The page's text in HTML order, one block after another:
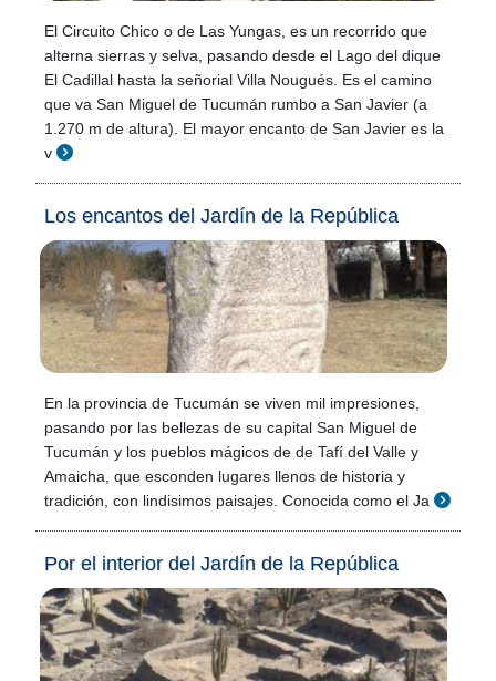
El Circuito Chico o de Las Yungas, es un recorrido que
alterna sierras y selva, pasando desde el Lago del dique
El Cadillal hasta la señorial Villa Nougués. Es el camino
que va San Miguel de Tucumán rumbo a San Javier (a
1.270 m de altura). El mayor encanto de San Javier es la
v
Los encantos del Jardín de la República
En la provincia de Tucumán se viven mil impresiones,
pasando por las bellezas de su capital San Miguel de
Tucumán y los pueblos mágicos de de Tafí del Valle y
Amaicha, que esconden lugares llenos de historia y
tradición, con lindisimos paisajes. Conocida como el Ja
Por el interior del Jardín de la República